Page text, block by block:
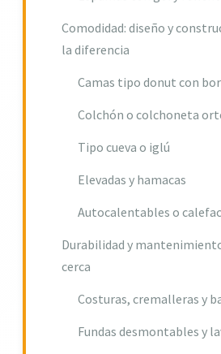
Comodidad: diseño y
la diferencia
Camas tipo donut con
Colchón o colchoneta
Tipo cueva o iglú
Elevadas y hamacas
Autocalentables o
Durabilidad y
cerca
Costuras, cremalleras y
Fundas desmontables y